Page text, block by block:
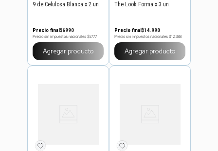
9 de Celulosa Blanca x 2 un
Precio final$6990
Precio sin impuestos nacionales $5777
Agregar producto
The Look Forma x 3 un
Precio final$14.990
Precio sin impuestos nacionales $12.388
Agregar producto